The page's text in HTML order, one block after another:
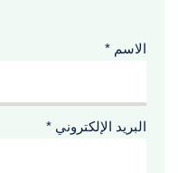
الاسم *
البريد الإلكتروني *